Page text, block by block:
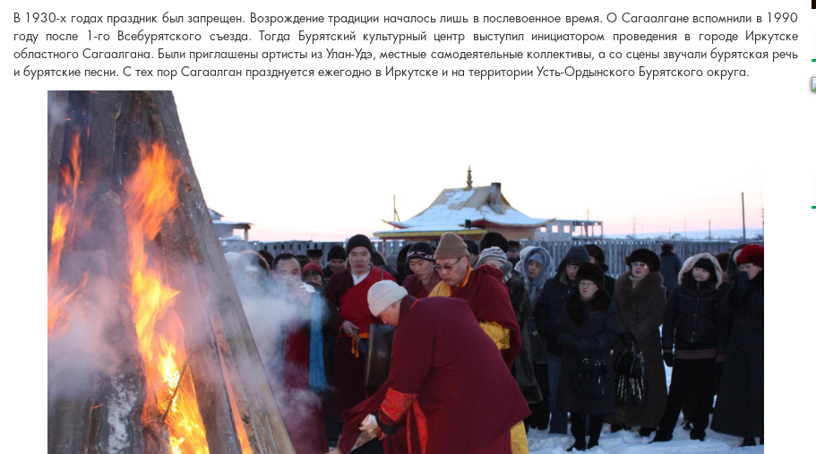
В 1930-х годах праздник был запрещен. Возрождение традиции началось лишь в послевоенное время. О Сагаалгане вспомнили в 1990
году после 1-го Всебурятского съезда. Тогда Бурятский культурный центр выступил инициатором проведения в городе Иркутске
областного Сагаалгана. Были приглашены артисты из Улан-Удэ, местные самодеятельные коллективы, а со сцены звучали бурятская речь
и бурятские песни. С тех пор Сагаалган празднуется ежегодно в Иркутске и на территории Усть-Ордынского Бурятского округа.